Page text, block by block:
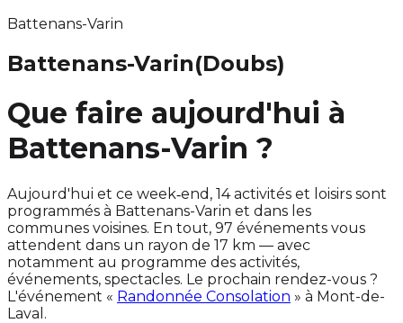
Battenans-Varin
Battenans-Varin(Doubs)
Que faire aujourd'hui à
Battenans-Varin ?
Aujourd'hui et ce week‑end, 14 activités et loisirs sont
programmés à Battenans-Varin et dans les
communes voisines. En tout, 97 événements vous
attendent dans un rayon de 17 km — avec
notamment au programme des activités,
événements, spectacles. Le prochain rendez-vous ?
L'événement « Randonnée Consolation » à Mont-de-
Laval.